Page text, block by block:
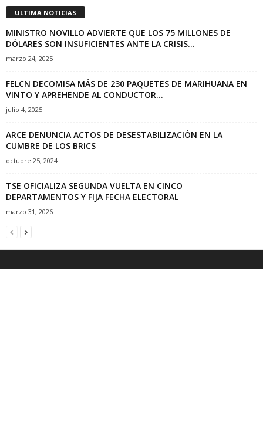
ULTIMA NOTICIAS
MINISTRO NOVILLO ADVIERTE QUE LOS 75 MILLONES DE
DÓLARES SON INSUFICIENTES ANTE LA CRISIS...
marzo 24, 2025
FELCN DECOMISA MÁS DE 230 PAQUETES DE MARIHUANA EN
VINTO Y APREHENDE AL CONDUCTOR...
julio 4, 2025
ARCE DENUNCIA ACTOS DE DESESTABILIZACIÓN EN LA
CUMBRE DE LOS BRICS
octubre 25, 2024
TSE OFICIALIZA SEGUNDA VUELTA EN CINCO
DEPARTAMENTOS Y FIJA FECHA ELECTORAL
marzo 31, 2026